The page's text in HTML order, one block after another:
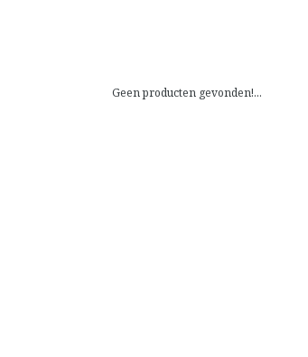
Geen producten gevonden!...